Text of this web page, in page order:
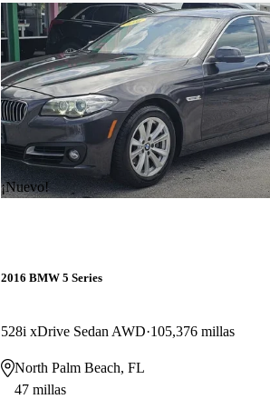
¡Nuevo!
2016 BMW 5 Series
528i xDrive Sedan AWD 105,376 millas
North Palm Beach, FL
47 millas